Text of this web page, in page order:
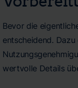
Bevor die
entscheidend.
wertvolle Details